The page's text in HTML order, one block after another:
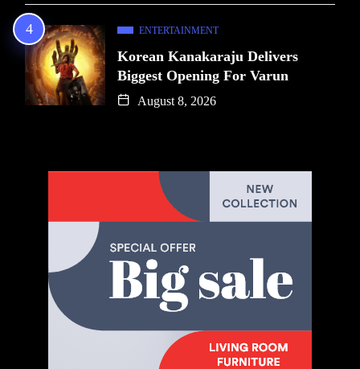
ENTERTAINMENT
Korean Kanakaraju Delivers
Biggest Opening For Varun
August 8, 2026